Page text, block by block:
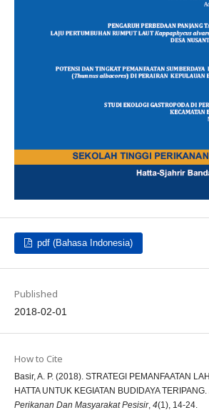
pdf (Bahasa Indonesia)
Published
2018-02-01
How to Cite
Basir, A. P. (2018). STRATEGI PEMANFAATAN
HATTA UNTUK KEGIATAN BUDIDAYA TERIPANG.
Perikanan Dan Masyarakat Pesisir, 4(1), 14-24.